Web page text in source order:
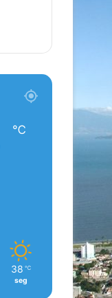
℃
38 ℃
seg